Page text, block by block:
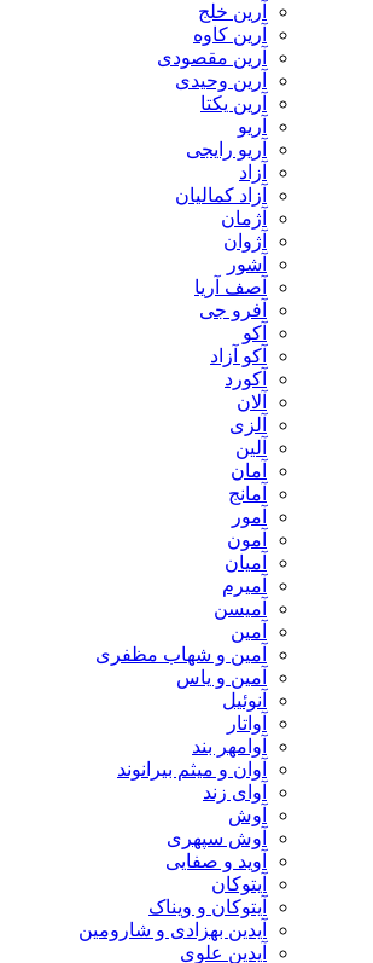
آرین خلج
آرین کاوه
آرین مقصودی
آرین وحیدی
آرین یکتا
آریو
آریو رایجی
آزاد
آزاد کمالیان
آژمان
آژوان
آشور
آصف آریا
آفرو جی
آکو
آکو آزاد
آکورد
آلان
آلزی
آلین
آمان
آمانج
آمور
آمون
آمیان
آمیرم
آمیسن
آمین
آمین و شهاب مظفری
آمین و یاس
آنوئیل
آواتار
آوامهر بند
آوان و میثم بیرانوند
آوای زند
آوش
آوش سپهری
آوید و صفایی
آیتوکان
آیتوکان و ویناک
آیدین بهزادی و شارومین
آیدین علوی